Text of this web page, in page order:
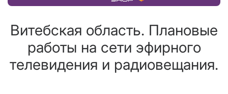
Витебская область. Плановые
работы на сети эфирного
телевидения и радиовещания.